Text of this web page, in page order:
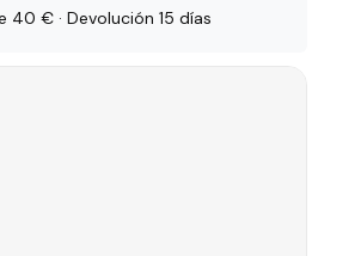
40 € · Devolución 15 días